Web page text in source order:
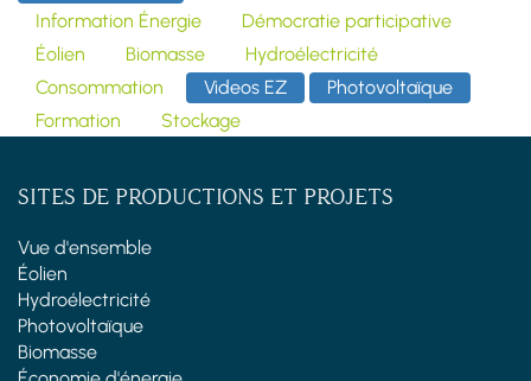
Information Énergie
Démocratie participative
Éolien
Biomasse
Hydroélectricité
Consommation
Videos EZ
Photovoltaïque
Formation
Stockage
SITES DE PRODUCTIONS ET PROJETS
Vue d'ensemble
Éolien
Hydroélectricité
Photovoltaïque
Biomasse